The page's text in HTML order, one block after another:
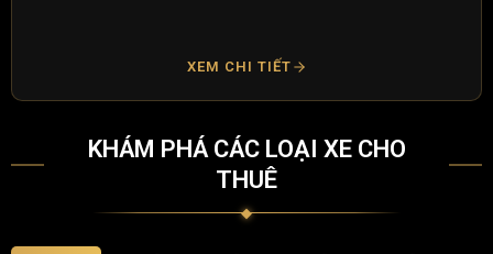
XEM CHI TIẾT
KHÁM PHÁ CÁC LOẠI XE CHO
THUÊ